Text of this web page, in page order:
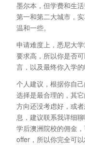
墨尔本，但学费和生
第一和第二大城市，
温和一些。
申请难度上，悉尼大
要求高，所以你是否
言，以及最终你入学
个人建议，根据你自
选择是最合理的，其
方向还没考虑好，或
息，建议联系我详细
学后澳洲院校的佣金
offer，所以你完全可